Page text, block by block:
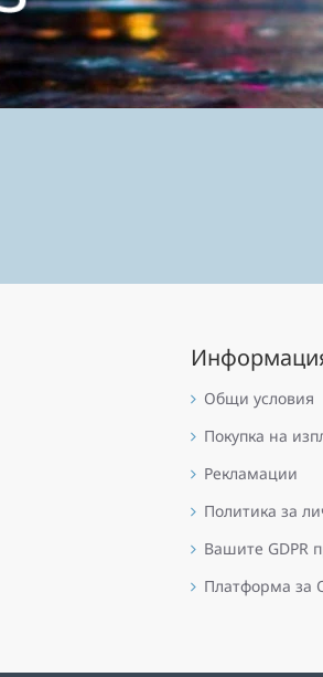
Общи условия
Покупка на
Рекламации
Политика за
Вашите GDPR
Платформа за